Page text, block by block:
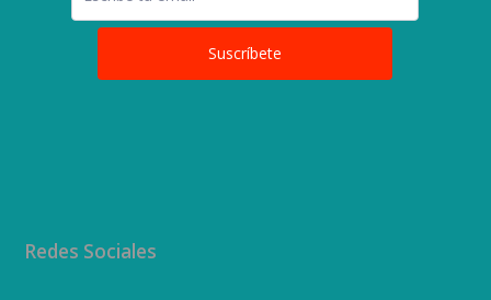
Redes Sociales